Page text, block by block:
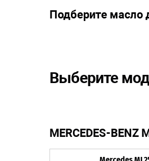
Подберите масло
Выберите
MERCEDES-BENZ